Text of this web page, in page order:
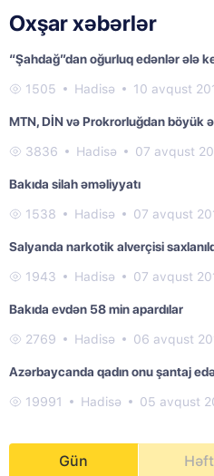
Oxşar xəbərlər
“Şahdağ”dan oğurluq edənlər ələ
1505 Hadisə 10 avqust
MTN, DİN və Prokrorluğdan böyük
3836 Hadisə 07 avqust
Bakıda silah əməliyyatı
1538 Hadisə 07 avqust
Salyanda narkotik alverçisi
1943 Hadisə 07 avqust
Bakıda evdən 58 min apardılar
2769 Hadisə 06 avqust
Azərbaycanda qadın onu şantaj
19991 Hadisə 05 avqust
Gün